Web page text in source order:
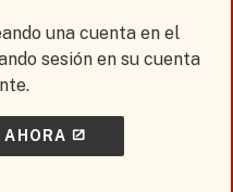
una cuenta en el
sesión en su cuenta
AHORA